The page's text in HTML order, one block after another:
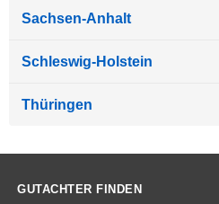
Sachsen-Anhalt
Schleswig-Holstein
Thüringen
GUTACHTER FINDEN